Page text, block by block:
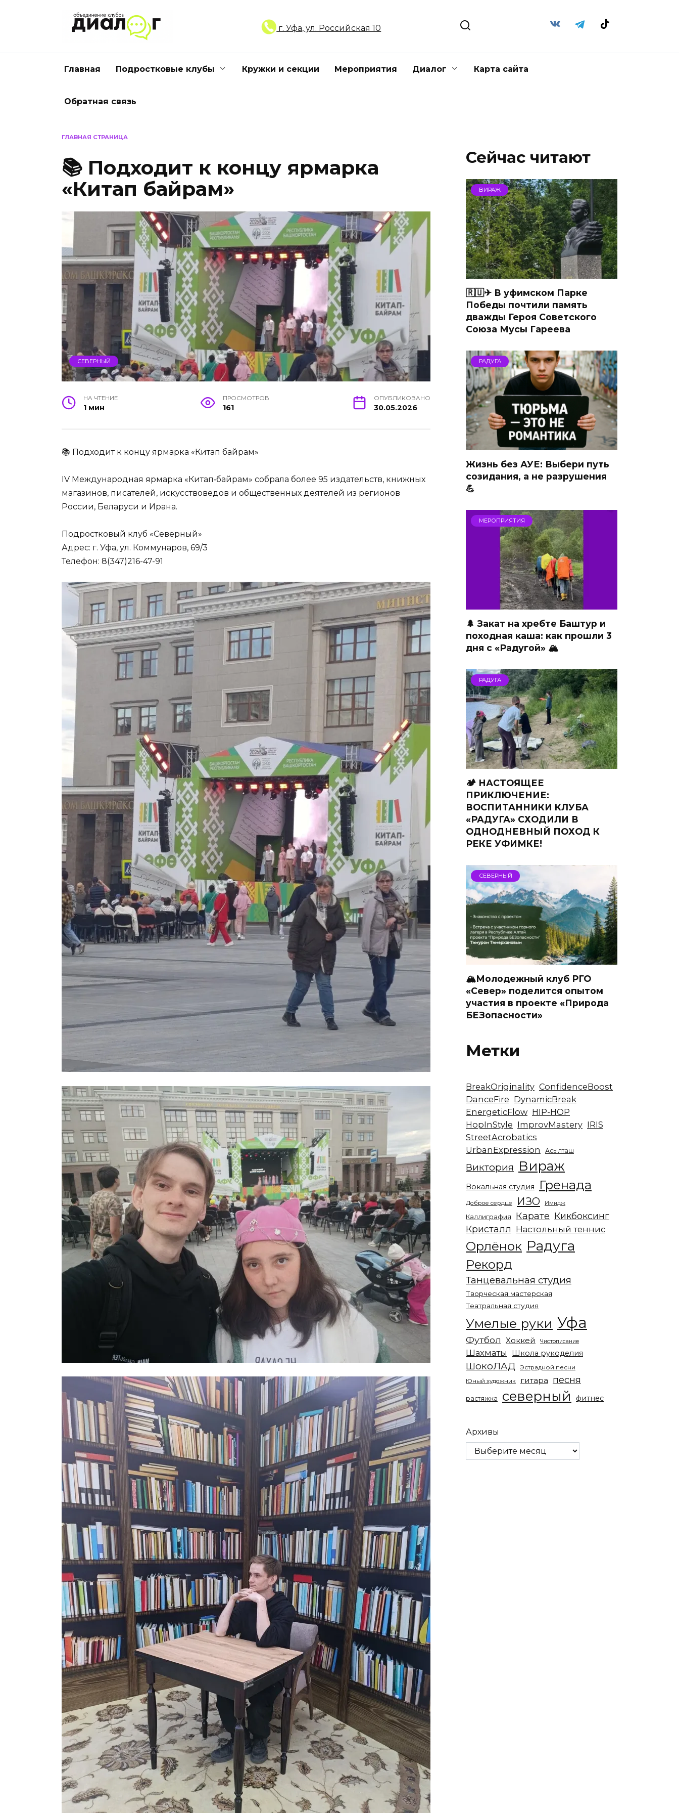
г. Уфа, ул. Российская 10
Главная Подростковые клубы Кружки и секции Мероприятия Диалог Карта сайта
Обратная связь
ГЛАВНАЯ СТРАНИЦА
📚 Подходит к концу ярмарка
«Китап байрам»
СЕВЕРНЫЙ
НА ЧТЕНИЕ
1 мин
ПРОСМОТРОВ
161
ОПУБЛИКОВАНО
30.05.2026
📚 Подходит к концу ярмарка «Китап байрам»
IV Международная ярмарка «Китап‑байрам» собрала более 95 издательств, книжных
магазинов, писателей, искусствоведов и общественных деятелей из регионов
России, Беларуси и Ирана.
Подростковый клуб «Северный»
Адрес: г. Уфа, ул. Коммунаров, 69/3
Телефон: 8(347)216-47-91
Сейчас читают
ВИРАЖ
🇷🇺✈ В уфимском Парке
Победы почтили память
дважды Героя Советского
Союза Мусы Гареева
РАДУГА
Жизнь без АУЕ: Выбери путь
созидания, а не разрушения
💪
МЕРОПРИЯТИЯ
🌲 Закат на хребте Баштур и
походная каша: как прошли 3
дня с «Радугой» 🏔
РАДУГА
🏕 НАСТОЯЩЕЕ
ПРИКЛЮЧЕНИЕ:
ВОСПИТАННИКИ КЛУБА
«РАДУГА» СХОДИЛИ В
ОДНОДНЕВНЫЙ ПОХОД К
РЕКЕ УФИМКЕ!
СЕВЕРНЫЙ
🏔Молодежный клуб РГО
«Север» поделится опытом
участия в проекте «Природа
БЕЗопасности»
Метки
BreakOriginality ConfidenceBoost
DanceFire DynamicBreak
EnergeticFlow HIP-HOP
HopInStyle ImprovMastery IRIS
StreetAcrobatics
UrbanExpression
Асылташ
Виктория Вираж
Вокальная студия Гренада
Доброе сердце ИЗО Имидж
Каллиграфия Карате Кикбоксинг
Кристалл Настольный теннис
Орлёнок Радуга
Рекорд
Танцевальная студия
Творческая мастерская
Театральная студия
Умелые руки Уфа
Футбол Хоккей Чистописание
Шахматы Школа рукоделия
ШокоЛАД
Эстрадной песни
Юный художник
гитара песня
растяжка северный фитнес
Архивы